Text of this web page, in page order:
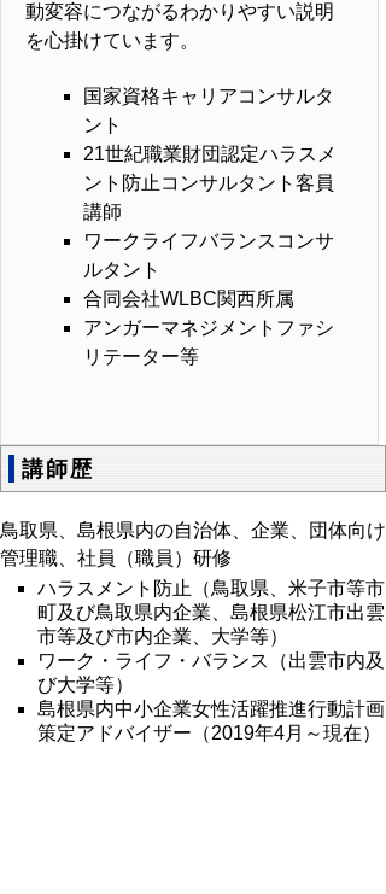
動変容につながるわかりやすい説明
を心掛けています。
国家資格キャリアコンサルタ
ント
21世紀職業財団認定ハラスメ
ント防止コンサルタント客員
講師
ワークライフバランスコンサ
ルタント
合同会社WLBC関西所属
アンガーマネジメントファシ
リテーター等
講師歴
鳥取県、島根県内の自治体、企業、団体向け
管理職、社員（職員）研修
ハラスメント防止（鳥取県、米子市等市
町及び鳥取県内企業、島根県松江市出雲
市等及び市内企業、大学等）
ワーク・ライフ・バランス（出雲市内及
び大学等）
島根県内中小企業女性活躍推進行動計画
策定アドバイザー（2019年4月～現在）